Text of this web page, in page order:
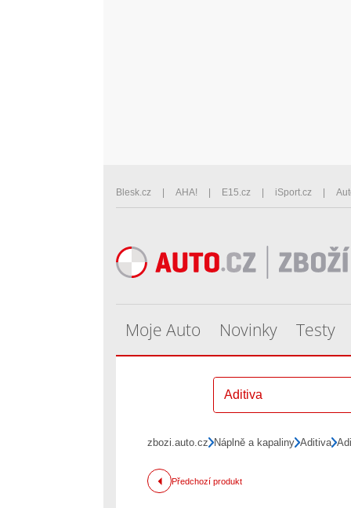
Blesk.cz AHA! E15.cz iSport.cz
Moje Auto Novinky Testy
Aditiva
zbozi.auto.cz Náplně a kapaliny Aditiva
Předchozí produkt